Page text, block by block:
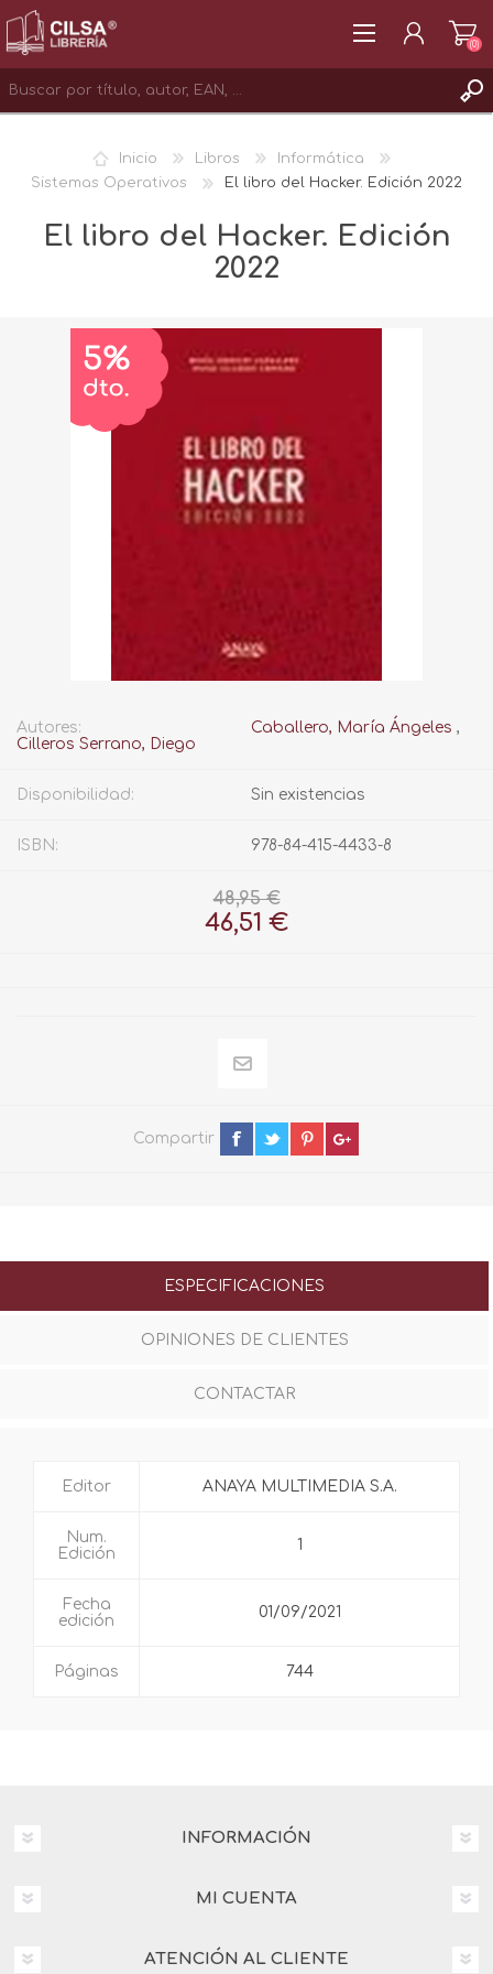
INICIAR SESIÓN
(0)
Inicio Libros
Informática
Sistemas Operativos
El libro del Hacker. Edición 2022
El libro del Hacker. Edición
2022
Autores: Caballero, María Ángeles ,
Cilleros Serrano, Diego
Disponibilidad: Sin existencias
ISBN: 978-84-415-4433-8
48,95 €
46,51 €
Compartir
ESPECIFICACIONES
OPINIONES DE CLIENTES
CONTACTAR
Editor ANAYA MULTIMEDIA S.A.
Num.
Edición
1
Fecha
edición
01/09/2021
Páginas 744
INFORMACIÓN
MI CUENTA
ATENCIÓN AL CLIENTE